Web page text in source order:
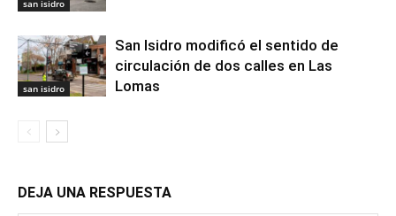
san isidro
san isidro
San Isidro modificó el sentido de
circulación de dos calles en Las
Lomas
DEJA UNA RESPUESTA